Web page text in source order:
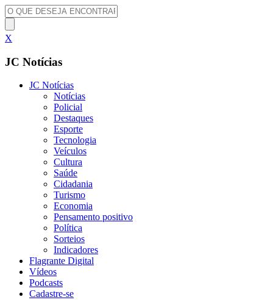
X
JC Notícias
JC Notícias
Notícias
Policial
Destaques
Esporte
Tecnologia
Veículos
Cultura
Saúde
Cidadania
Turismo
Economia
Pensamento positivo
Política
Sorteios
Indicadores
Flagrante Digital
Vídeos
Podcasts
Cadastre-se